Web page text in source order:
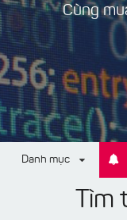
Cùng
Danh mục Update:
Tìm